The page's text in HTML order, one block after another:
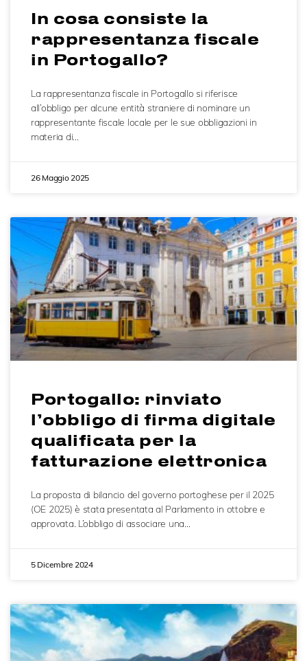
In cosa consiste la
rappresentanza fiscale
in Portogallo?
La rappresentanza fiscale in Portogallo si riferisce
all’obbligo per alcune entità straniere di nominare un
rappresentante fiscale locale per le sue obbligazioni in
materia di…
26 Maggio 2025
Portogallo: rinviato
l’obbligo di firma digitale
qualificata per la
fatturazione elettronica
La proposta di bilancio del governo portoghese per il 2025
(OE 2025) è stata presentata al Parlamento in ottobre e
approvata. L’obbligo di associare una…
5 Dicembre 2024